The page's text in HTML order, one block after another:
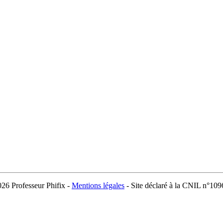
Professeur Phifix - Mentions légales - Site déclaré à la CNIL